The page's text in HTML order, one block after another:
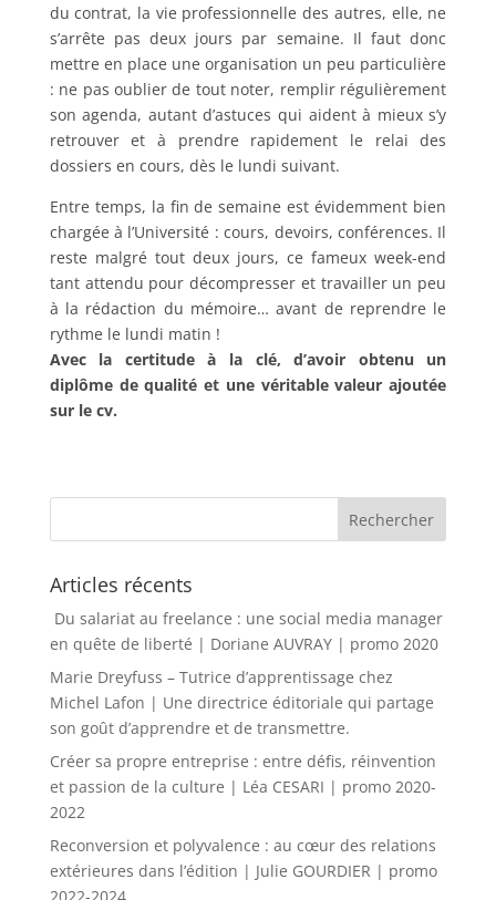
du contrat, la vie professionnelle des autres, elle, ne
s’arrête pas deux jours par semaine. Il faut donc
mettre en place une organisation un peu particulière
: ne pas oublier de tout noter, remplir régulièrement
son agenda, autant d’astuces qui aident à mieux s’y
retrouver et à prendre rapidement le relai des
dossiers en cours, dès le lundi suivant.
Entre temps, la fin de semaine est évidemment bien
chargée à l’Université : cours, devoirs, conférences. Il
reste malgré tout deux jours, ce fameux week-end
tant attendu pour décompresser et travailler un peu
à la rédaction du mémoire… avant de reprendre le
rythme le lundi matin !
Avec la certitude à la clé, d’avoir obtenu un
diplôme de qualité et une véritable valeur ajoutée
sur le cv.
Articles récents
Du salariat au freelance : une social media manager
en quête de liberté | Doriane AUVRAY | promo 2020
Marie Dreyfuss – Tutrice d’apprentissage chez
Michel Lafon | Une directrice éditoriale qui partage
son goût d’apprendre et de transmettre.
Créer sa propre entreprise : entre défis, réinvention
et passion de la culture | Léa CESARI | promo 2020-
2022
Reconversion et polyvalence : au cœur des relations
extérieures dans l’édition | Julie GOURDIER | promo